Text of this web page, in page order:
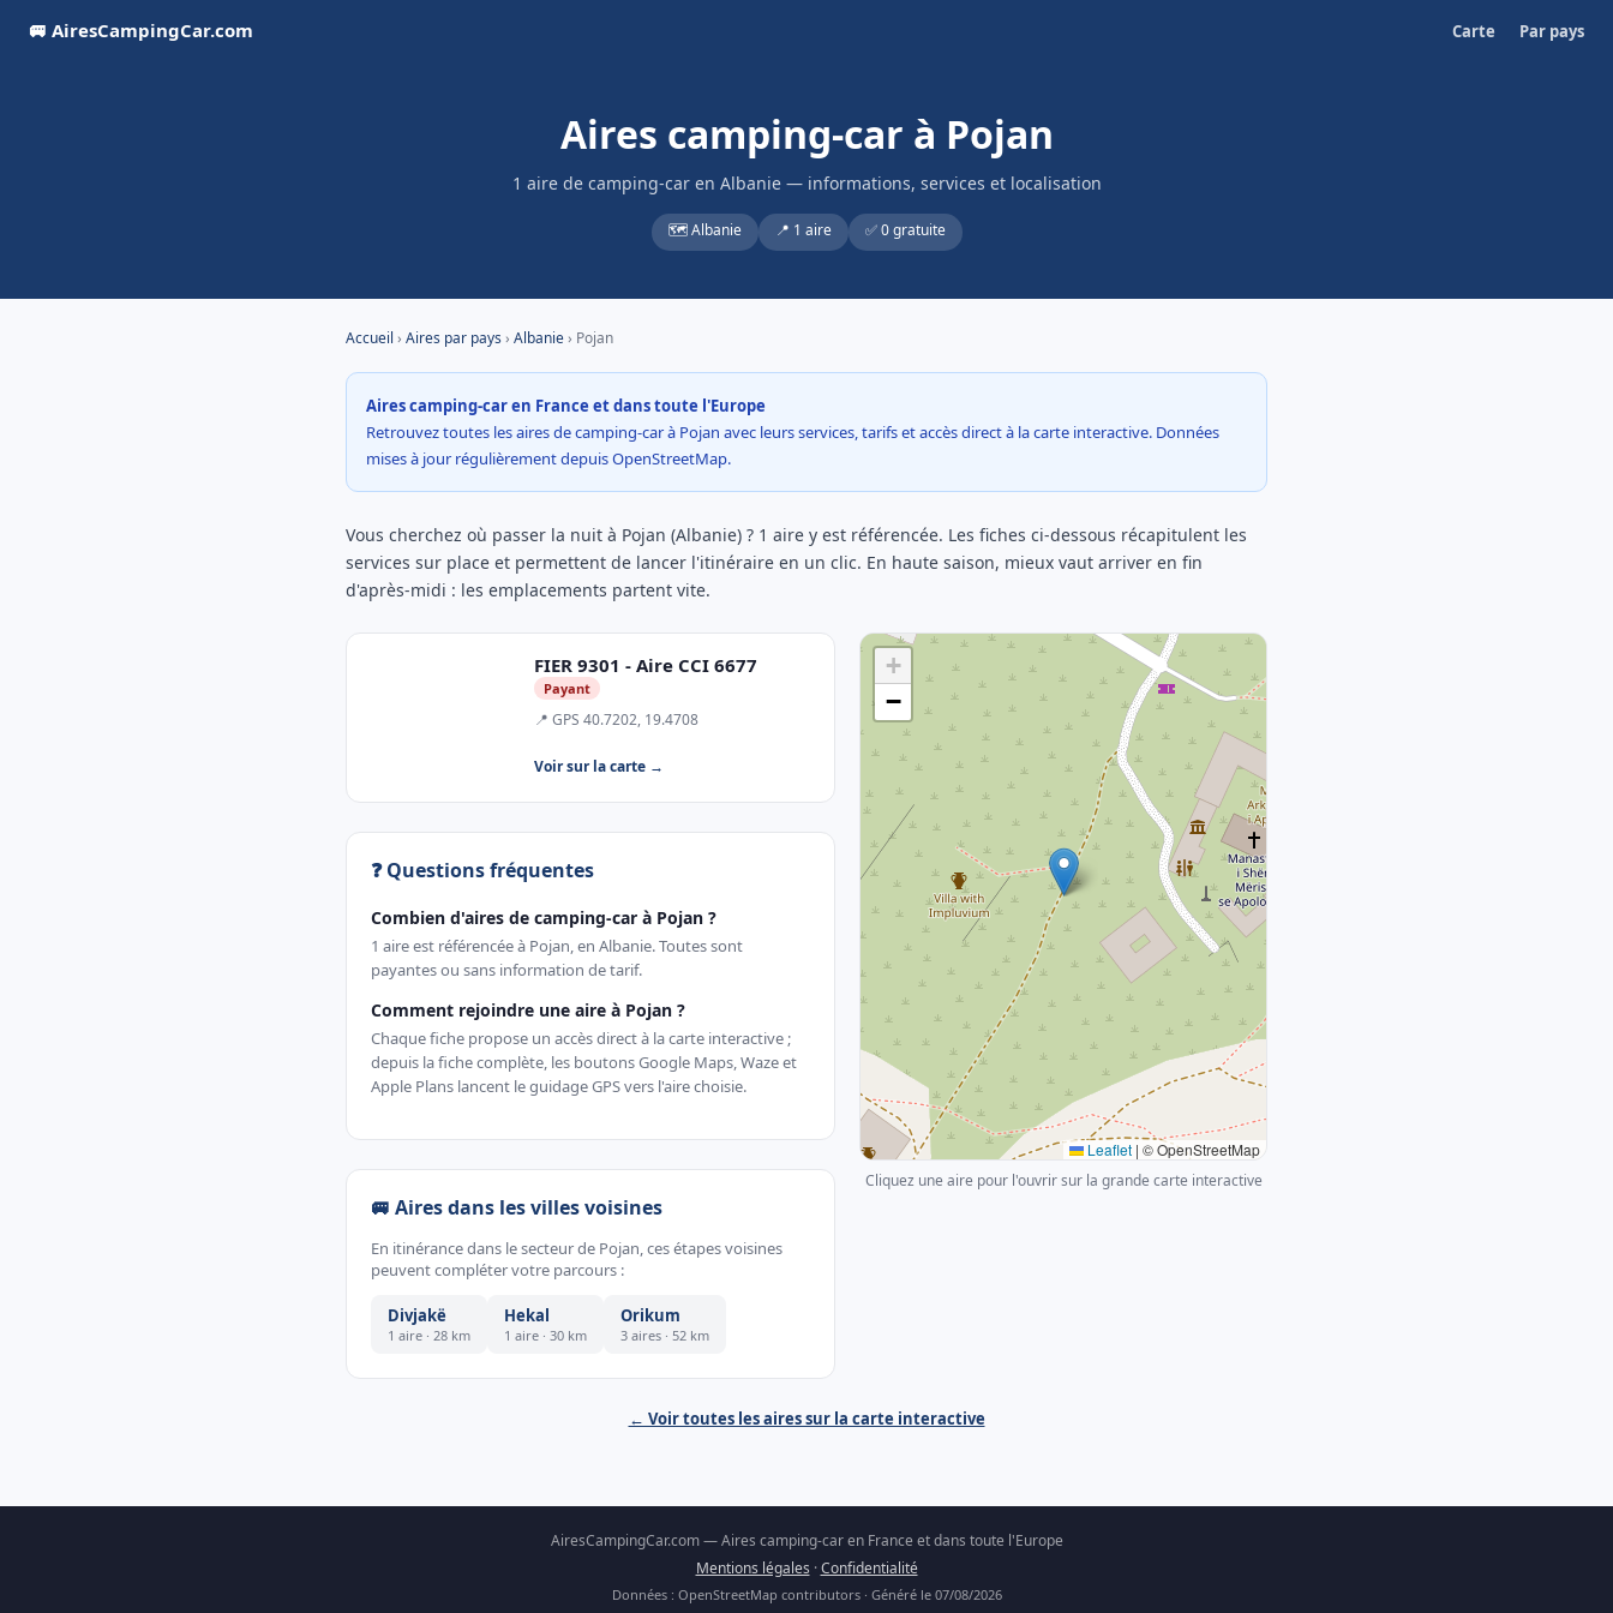
🚐 AiresCampingCar.com Carte Par pays
Aires camping-car à Pojan
1 aire de camping-car en Albanie — informations, services et localisation
🗺️ Albanie 📍 1 aire ✅ 0 gratuite
Accueil › Aires par pays› Albanie› Pojan
Aires camping-car en France et dans toute l'Europe
Retrouvez toutes les aires de camping-car à Pojan avec leurs services, tarifs et accès direct à la carte interactive. Données
mises à jour régulièrement depuis OpenStreetMap.
Vous cherchez où passer la nuit à Pojan (Albanie) ? 1 aire y est référencée. Les fiches ci-dessous récapitulent les
services sur place et permettent de lancer l'itinéraire en un clic. En haute saison, mieux vaut arriver en fin
d'après-midi : les emplacements partent vite.
FIER 9301 - Aire CCI 6677
Payant
📍 GPS 40.7202, 19.4708
Voir sur la carte →
❓ Questions fréquentes
Combien d'aires de camping-car à Pojan ?
1 aire est référencée à Pojan, en Albanie. Toutes sont
payantes ou sans information de tarif.
Comment rejoindre une aire à Pojan ?
Chaque fiche propose un accès direct à la carte interactive ;
depuis la fiche complète, les boutons Google Maps, Waze et
Apple Plans lancent le guidage GPS vers l'aire choisie.
🚐 Aires dans les villes voisines
En itinérance dans le secteur de Pojan, ces étapes voisines
peuvent compléter votre parcours :
Divjakë
1 aire · 28 km
Hekal
1 aire · 30 km
Orikum
3 aires · 52 km
+
−
Leaflet | © OpenStreetMap
Cliquez une aire pour l'ouvrir sur la grande carte interactive
← Voir toutes les aires sur la carte interactive
AiresCampingCar.com — Aires camping-car en France et dans toute l'Europe
Mentions légales ·Confidentialité
Données : OpenStreetMap contributors · Généré le 07/08/2026